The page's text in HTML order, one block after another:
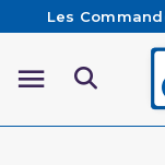
Les
sont
Besoin
Livraison